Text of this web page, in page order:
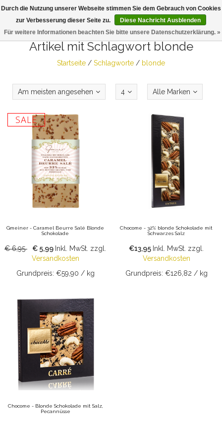
Artikel mit Schlagwort blonde
Startseite / Schlagworte / blonde
Am meisten angesehen 4 Alle Marken
SALE
Gmeiner - Caramel Beurre Salé Blonde
Schokolade
€ 6,95 € 5,99 Inkl. MwSt. zzgl.
Versandkosten
Grundpreis: €59,90 / kg
Chocome - 32% blonde Schokolade mit
Schwarzes Salz
€13,95 Inkl. MwSt. zzgl.
Versandkosten
Grundpreis: €126,82 / kg
Chocome - Blonde Schokolade mit Salz,
Pecannüsse
Durch die Nutzung unserer Webseite stimmen Sie dem Gebrauch von Cookies
zur Verbesserung dieser Seite zu.
Diese Nachricht Ausblenden
Für weitere Informationen beachten Sie bitte unsere Datenschutzerklärung. »